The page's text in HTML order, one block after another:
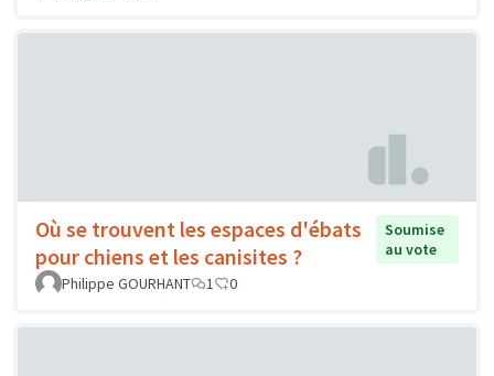
Où se trouvent les espaces d'ébats
pour chiens et les canisites ?
Soumise
au vote
Philippe GOURHANT
1 0